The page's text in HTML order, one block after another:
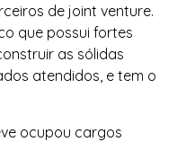
de joint venture.
que possui fortes
as sólidas
atendidos, e tem o
ocupou cargos